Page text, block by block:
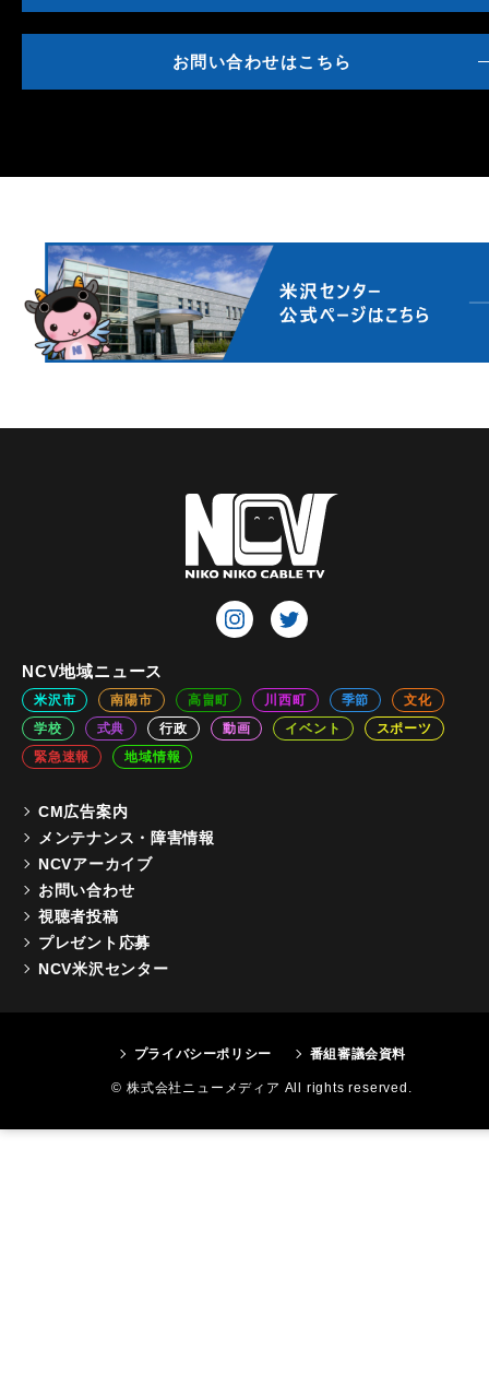
お問い合わせはこちら
NCV地域ニュース
米沢市 南陽市 高畠町 川西町 季節
文化
学校
式典 行政 動画 イベント
スポーツ
緊急速報
地域情報
CM広告案内
メンテナンス・障害情報
NCVアーカイブ
お問い合わせ
視聴者投稿
プレゼント応募
NCV米沢センター
プライバシーポリシー 番組審議会資料
© 株式会社ニューメディア All rights reserved.